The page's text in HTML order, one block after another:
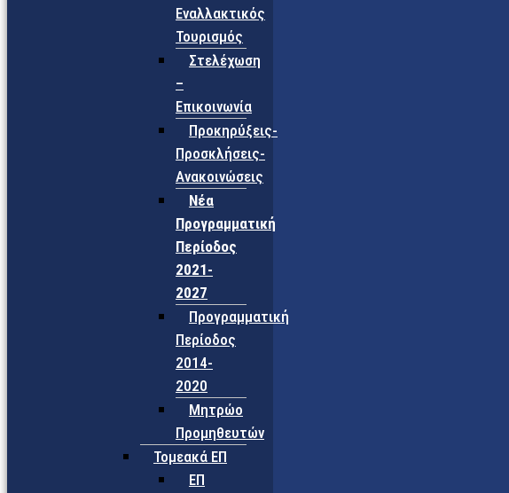
Εναλλακτικός
Τουρισμός
Στελέχωση
–
Επικοινωνία
Προκηρύξεις-
Προσκλήσεις-
Ανακοινώσεις
Νέα
Προγραμματική
Περίοδος
2021-
2027
Προγραμματική
Περίοδος
2014-
2020
Μητρώο
Προμηθευτών
Τομεακά ΕΠ
ΕΠ